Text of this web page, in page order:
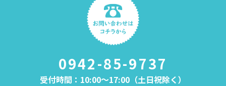
0942-85-9737
受付時間：10:00～17:00（土日祝除く）